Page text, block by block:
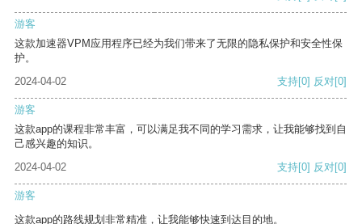
游客
这款加速器VPM应用程序已经为我们带来了无限的隐私保护和安全性保
护。
2024-04-02
支持[0] 反对[0]
游客
这款app的课程非常丰富，可以满足我不同的学习需求，让我能够找到自
己感兴趣的知识。
2024-04-02
支持[0] 反对[0]
游客
这款app的路线规划非常精准，让我能够快速到达目的地。